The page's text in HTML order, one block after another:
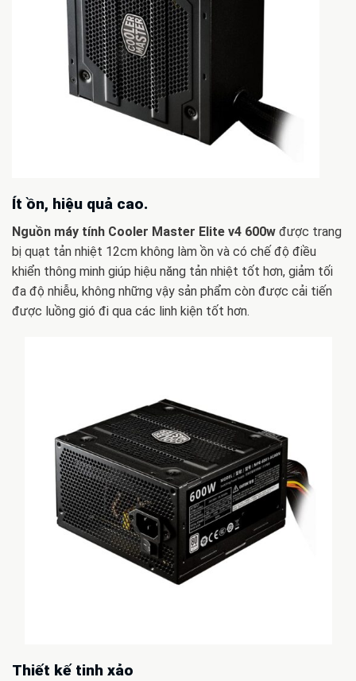
Ít ồn, hiệu quả cao.
Nguồn máy tính Cooler Master Elite v4 600w được trang
bị quạt tản nhiệt 12cm không làm ồn và có chế độ điều
khiển thông minh giúp hiệu năng tản nhiệt tốt hơn, giảm tối
đa độ nhiễu, không những vậy sản phẩm còn được cải tiến
được luồng gió đi qua các linh kiện tốt hơn.
Thiết kế tinh xảo